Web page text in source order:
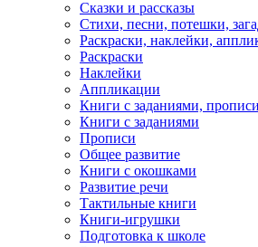
Сказки и рассказы
Стихи, песни, потешки,
Раскраски, наклейки,
Раскраски
Наклейки
Аппликации
Книги с заданиями, прописи
Книги с заданиями
Прописи
Общее развитие
Книги с окошками
Развитие речи
Тактильные книги
Книги-игрушки
Подготовка к школе